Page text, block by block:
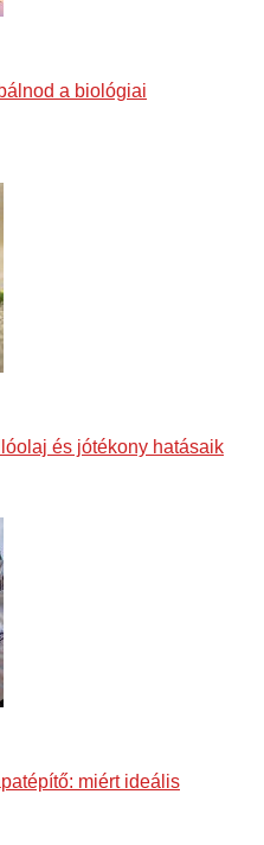
a biológiai
és jótékony hatásaik
miért ideális